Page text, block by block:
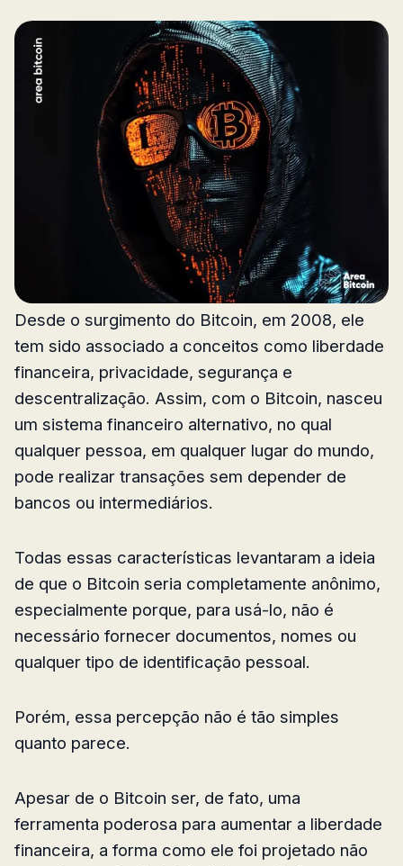
Desde o surgimento do Bitcoin, em 2008, ele
tem sido associado a conceitos como liberdade
financeira, privacidade, segurança e
descentralização. Assim, com o Bitcoin, nasceu
um sistema financeiro alternativo, no qual
qualquer pessoa, em qualquer lugar do mundo,
pode realizar transações sem depender de
bancos ou intermediários.
Todas essas características levantaram a ideia
de que o Bitcoin seria completamente anônimo,
especialmente porque, para usá-lo, não é
necessário fornecer documentos, nomes ou
qualquer tipo de identificação pessoal.
Porém, essa percepção não é tão simples
quanto parece.
Apesar de o Bitcoin ser, de fato, uma
ferramenta poderosa para aumentar a liberdade
financeira, a forma como ele foi projetado não